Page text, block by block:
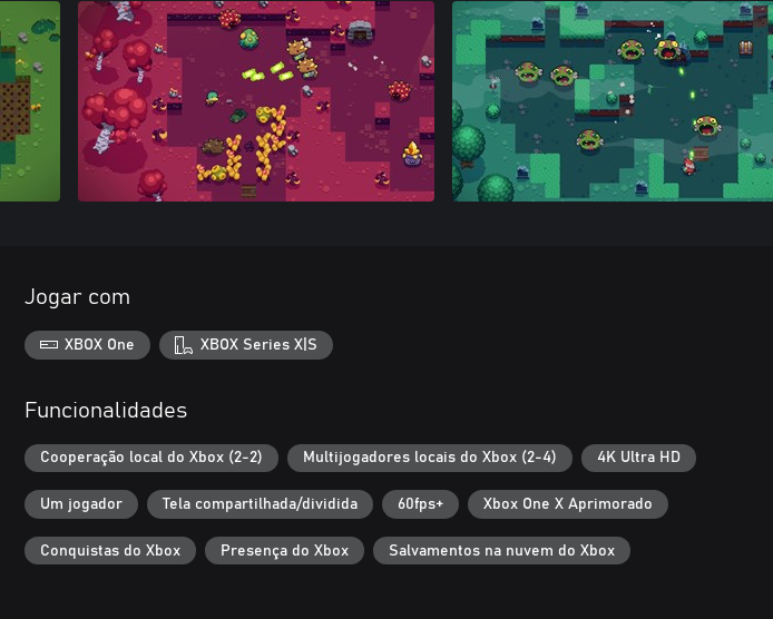
Jogar com
XBOX One XBOX Series X|S
Funcionalidades
Cooperação local do Xbox (2-2) Multijogadores locais do Xbox (2-4) 4K Ultra HD
Um jogador Tela compartilhada/dividida 60fps+ Xbox One X Aprimorado
Conquistas do Xbox Presença do Xbox Salvamentos na nuvem do Xbox